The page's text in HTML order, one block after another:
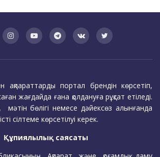
ақпараттарды портал брендін көрсетіп,
жағдайда ғана қолдануға рұқсат етіледі.
мәтін бөлігі немесе дәйексөз алынғанда
сілтеме көрсетілуі керек.
Құпиялылық саясаты